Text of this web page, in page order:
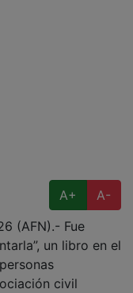
A+
A-
(AFN).- Fue
un libro en el
civil